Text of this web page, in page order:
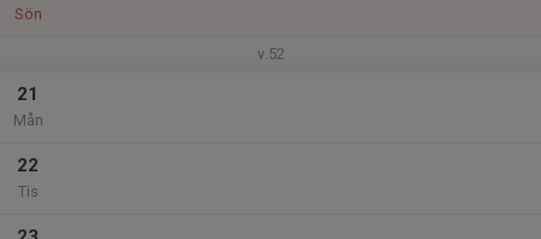
Sön
v.52
21
Mån
22
Tis